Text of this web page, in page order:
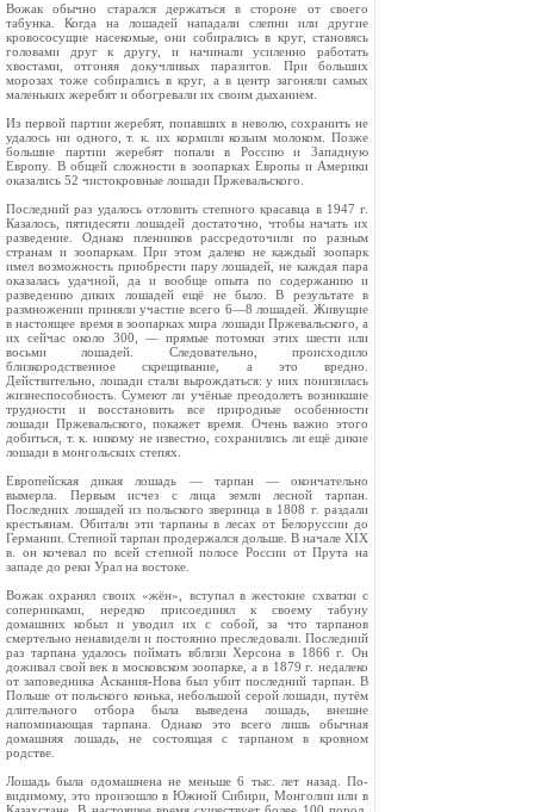
Вожак обычно старался держаться в стороне от своего
табунка. Когда на лошадей нападали слепни или другие
кровососущие насекомые, они собирались в круг, стано­вясь
головами друг к другу, и начинали усиленно рабо­тать
хвостами, отгоняя докучливых паразитов. При больших
морозах тоже собирались в круг, а в центр загоняли самых
маленьких жеребят и обогревали их своим дыханием.
Из первой партии жеребят, попавших в неволю, сохранить не
удалось ни одного, т. к. их кормили козьим молоком. Позже
большие партии жеребят попали в Россию и Западную
Европу. В общей сложности в зоо­парках Европы и Америки
оказались 52 чистокровные лошади Пржевальского.
Последний раз удалось отловить степного красавца в 1947 г.
Казалось, пятидесяти лошадей достаточно, что­бы начать их
разведение. Однако пленников рассредо­точили по разным
странам и зоопаркам. При этом далеко не каждый зоопарк
имел возможность приобрести пару лошадей, не каждая пара
ока­залась удачной, да и вообще опыта по содер­жанию и
разведению диких лошадей ещё не было. В результате в
размножении приняли участие всего 6—8 лошадей. Живущие
в насто­ящее время в зоопарках мира лошади Пржеваль­ского, а
их сейчас около 300, — прямые потомки этих шести или
восьми лошадей. Следовательно, происходило
близкородственное скрещивание, а это вредно.
Действительно, лошади стали вы­рождаться: у них понизилась
жизнеспособность. Сумеют ли учёные преодолеть возникшие
труд­ности и восстановить все природные особенности
лошади Пржевальского, покажет время. Очень важно этого
добиться, т. к. никому не известно, сохранились ли ещё дикие
лошади в монголь­ских степях.
Европейская дикая лошадь — тарпан — окон­чательно
вымерла. Первым исчез с лица земли лесной тарпан.
Последних лошадей из польского зверинца в 1808 г. раздали
крестьянам. Обитали эти тарпаны в лесах от Белоруссии до
Германии. Степной тарпан продержался дольше. В начале XIX
в. он кочевал по всей степной полосе России от Прута на
западе до реки Урал на востоке.
Вожак охранял своих «жён», вступал в жес­токие схватки с
соперниками, нередко присо­единял к своему табуну
домашних кобыл и уво­дил их с собой, за что тарпанов
смертельно ненавидели и постоянно преследовали. Послед­ний
раз тарпана удалось поймать вблизи Херсо­на в 1866 г. Он
доживал свой век в московском зоопарке, а в 1879 г. недалеко
от заповедника Аскания-Нова был убит последний тарпан. В
Польше от польского конька, небольшой серой лошади, путём
длительного отбора была выведена лошадь, внешне
напоминающая тарпана. Однако это всего лишь обычная
домашняя лошадь, не состоящая с тарпаном в кровном
родстве.
Лошадь была одомашнена не меньше 6 тыс. лет назад. По-
видимому, это произошло в Юж­ной Сибири, Монголии или в